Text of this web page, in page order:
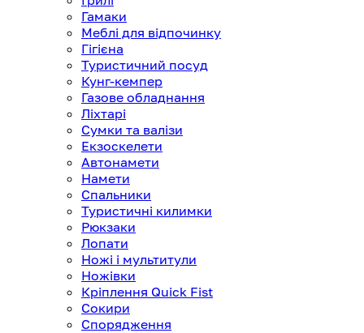
Гамаки
Меблі для відпочинку
Гігієна
Туристичний посуд
Кунг-кемпер
Газове обладнання
Ліхтарі
Сумки та валізи
Екзоскелети
Автонамети
Намети
Спальники
Туристичні килимки
Рюкзаки
Лопати
Ножі і мультитули
Ножівки
Кріплення Quick Fist
Сокири
Спорядження